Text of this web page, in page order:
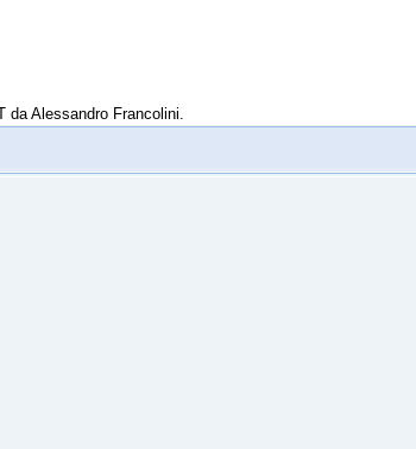
da Alessandro Francolini.